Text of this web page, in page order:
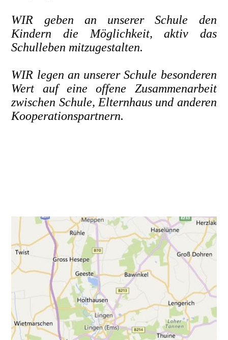
WIR geben an unserer Schule den
Kindern die Möglichkeit, aktiv das
Schulleben mitzugestalten.
WIR legen an unserer Schule besonderen
Wert auf eine offene Zusammenarbeit
zwischen Schule, Elternhaus und anderen
Kooperationspartnern.